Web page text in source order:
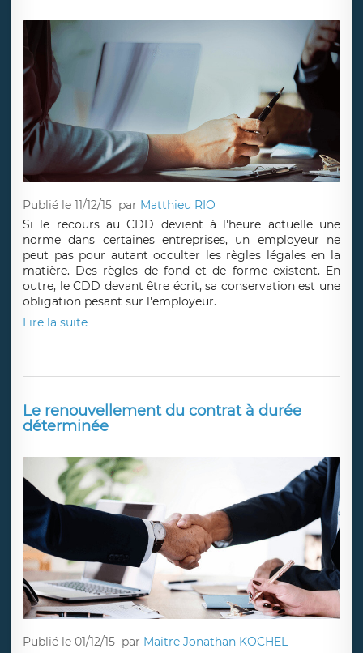
Publié le 11/12/15 par Matthieu RIO
Si le recours au CDD devient à l'heure actuelle une
norme dans certaines entreprises, un employeur ne
peut pas pour autant occulter les règles légales en la
matière. Des règles de fond et de forme existent. En
outre, le CDD devant être écrit, sa conservation est une
obligation pesant sur l'employeur.
Lire la suite
Le renouvellement du contrat à durée
déterminée
Publié le 01/12/15 par Maître Jonathan KOCHEL